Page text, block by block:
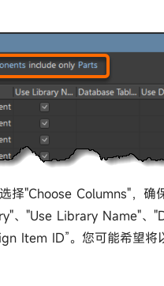
择"Choose Columns"，确
、"Use Library Name"、
Item ID”。您可能希望将